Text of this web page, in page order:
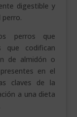
digestible y
perro.
perros que
que codifican
de almidón o
en el
claves de la
a una dieta